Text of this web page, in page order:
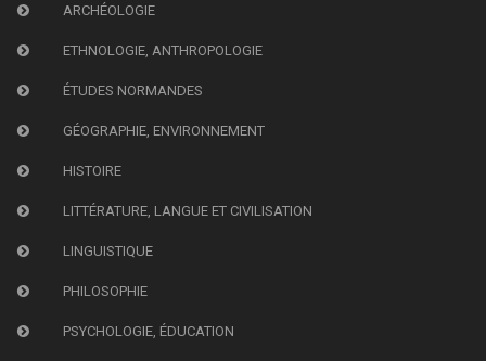
ARCHÉOLOGIE
ETHNOLOGIE, ANTHROPOLOGIE
ÉTUDES NORMANDES
GÉOGRAPHIE, ENVIRONNEMENT
HISTOIRE
LITTÉRATURE, LANGUE ET CIVILISATION
LINGUISTIQUE
PHILOSOPHIE
PSYCHOLOGIE, ÉDUCATION